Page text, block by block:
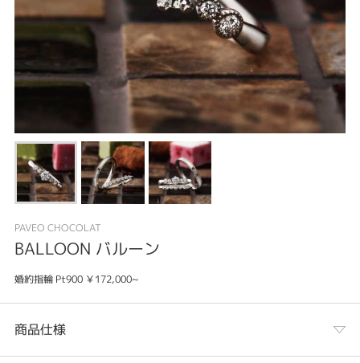
PAVEO CHOCOLAT
BALLOON バルーン
婚約指輪 Pt900 ￥172,000~
商品仕様